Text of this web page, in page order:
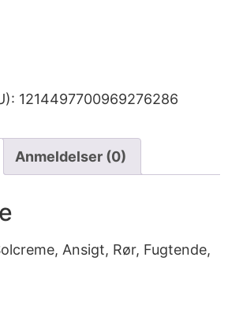
1214497700969276286
Anmeldelser (0)
Ansigt, Rør, Fugtende,